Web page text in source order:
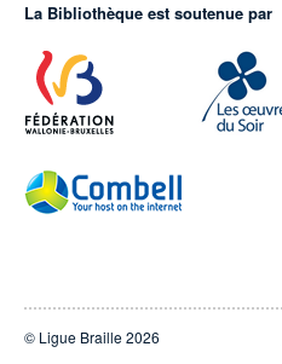
La Bibliothèque est soutenue par
© Ligue Braille 2026